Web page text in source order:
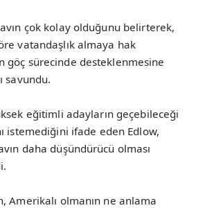
çok kolay olduğunu belirterek,
vatandaşlık almaya hak
göç sürecinde desteklenmesine
savundu.
eğitimli adayların geçebileceği
istemediğini ifade eden Edlow,
daha düşündürücü olması
Amerikalı olmanın ne anlama